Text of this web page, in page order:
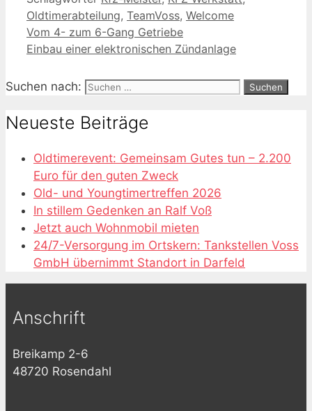
Oldtimerabteilung, TeamVoss, Welcome
Vom 4- zum 6-Gang Getriebe
Einbau einer elektronischen Zündanlage
Suchen nach:
Neueste Beiträge
Oldtimerevent: Gemeinsam Gutes tun – 2.200
Euro für den guten Zweck
Old- und Youngtimertreffen 2026
In stillem Gedenken an Ralf Voß
Jetzt auch Wohnmobil mieten
24/7-Versorgung im Ortskern: Tankstellen Voss
GmbH übernimmt Standort in Darfeld
Anschrift
Breikamp 2-6
48720 Rosendahl